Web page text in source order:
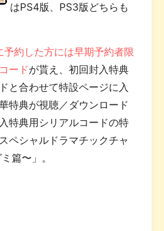
はPS4版、PS3版どちらも
予約した方には早期予約者限
ードが貰え、初回封入特典
と合わせて特設ページに入
特典が視聴／ダウンロード
特典用シリアルコードの特
ペシャルドラマチックチャ
篇〜」。